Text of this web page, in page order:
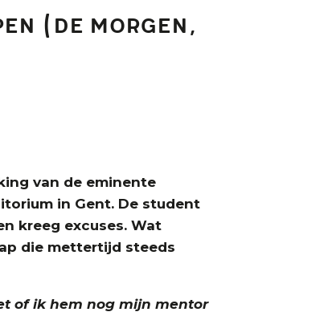
(De Morgen,
van de eminente
in Gent. De student
kreeg excuses. Wat
die mettertijd steeds
of ik hem nog mijn mentor